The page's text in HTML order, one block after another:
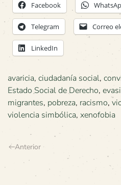
Facebook
Telegram Correo
LinkedIn
avaricia, ciudadanía social,
Estado Social de Derecho,
migrantes, pobreza, racismo,
violencia simbólica, xenofobia
Anterior